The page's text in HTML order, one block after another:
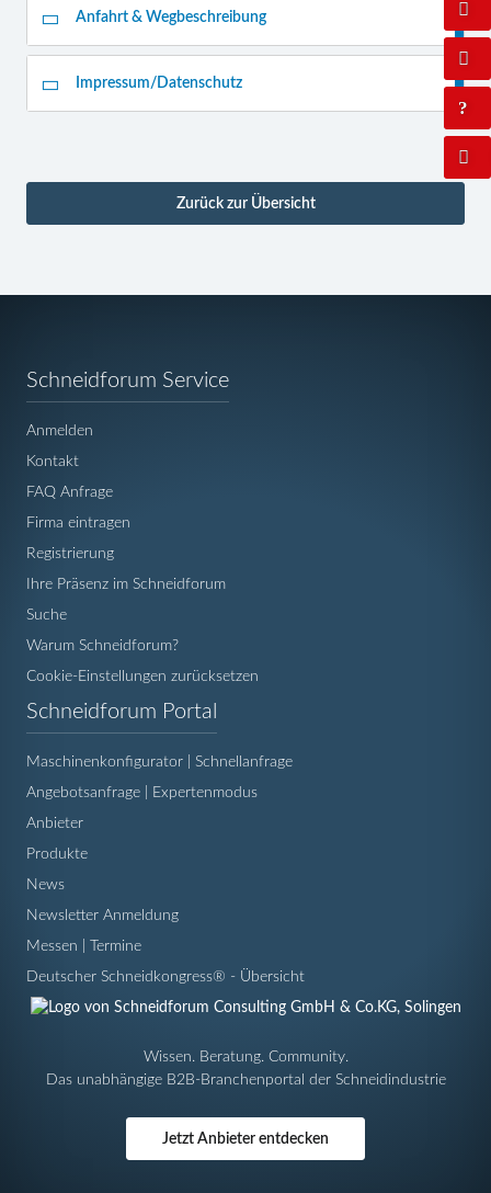
Anfahrt & Wegbeschreibung
Impressum/Datenschutz
Zurück zur Übersicht
Schneidforum ServiceNavigation
Anmelden
Kontakt
FAQ Anfrage
Firma eintragen
Registrierung
Ihre Präsenz im Schneidforum
Suche
Warum Schneidforum?
Cookie-Einstellungen zurücksetzen
Schneidforum Portal
Maschinenkonfigurator | Schnellanfrage
Angebotsanfrage | Expertenmodus
Anbieter
Produkte
News
Newsletter Anmeldung
Messen | Termine
Deutscher Schneidkongress® - Übersicht
Wissen. Beratung. Community.
Das unabhängige B2B-Branchenportal der Schneidindustrie
Jetzt Anbieter entdecken